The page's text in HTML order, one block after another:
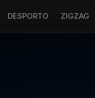
DESPORTO ZIGZAG